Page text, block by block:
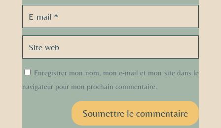
Enregistrer mon nom, mon e-mail et mon site dans le
navigateur pour mon prochain commentaire.
Soumettre le commentaire